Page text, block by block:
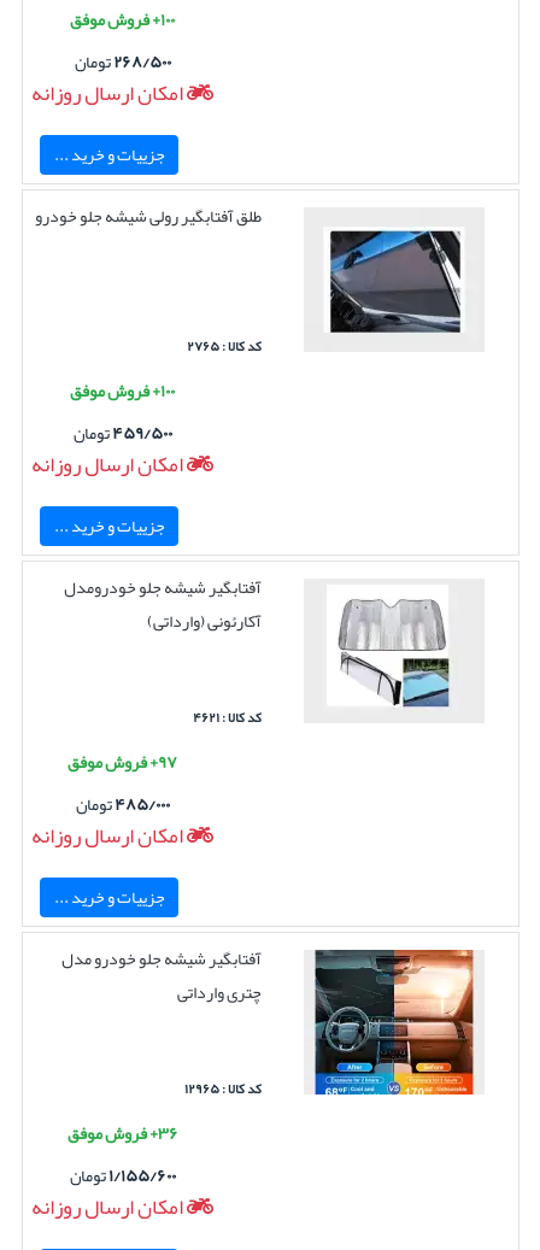
۱۰۰+ فروش موفق
۲۶۸/۵۰۰تومان
امکان ارسال روزانه
جزییات و خرید ...
طلق آفتابگیر رولی شیشه جلو خودرو
کد کالا : ۲۷۶۵
۱۰۰+ فروش موفق
۴۵۹/۵۰۰تومان
امکان ارسال روزانه
جزییات و خرید ...
آفتابگیر شیشه جلو خودرومدل
آکارئونی (وارداتی)
کد کالا : ۴۶۲۱
۹۷+ فروش موفق
۴۸۵/۰۰۰تومان
امکان ارسال روزانه
جزییات و خرید ...
آفتابگیر شیشه جلو خودرو مدل
چتری وارداتی
کد کالا : ۱۲۹۶۵
۳۶+ فروش موفق
۱/۱۵۵/۶۰۰تومان
امکان ارسال روزانه